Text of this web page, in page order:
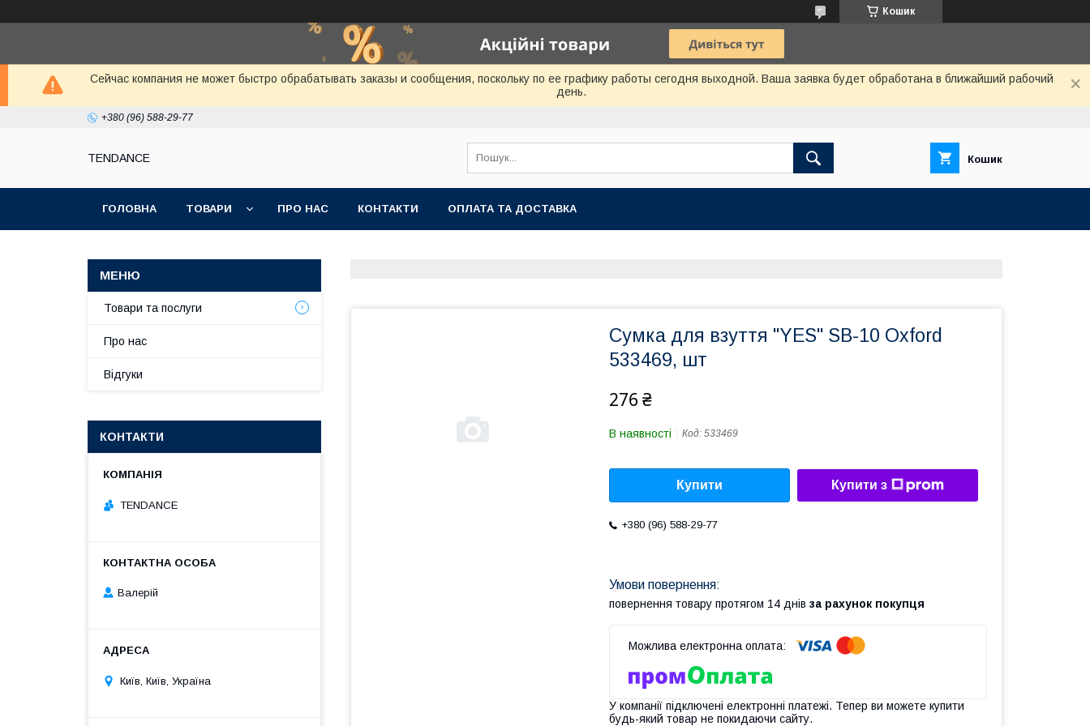
Кошик
Сейчас компания не может быстро обрабатывать заказы и сообщения, поскольку по ее графику работы сегодня выходной. Ваша заявка будет обработана в ближайший рабочий
день.
+380 (96) 588-29-77
TENDANCE Кошик
ГОЛОВНА ТОВАРИ ПРО НАС КОНТАКТИ ОПЛАТА ТА ДОСТАВКА
Сумка для взуття "YES" SB-10 Oxford
533469, шт
276 ₴
В наявності Код: 533469
Купити Купити з
+380 (96) 588-29-77
повернення товару протягом 14 днів за рахунок покупця
У компанії підключені електронні платежі. Тепер ви можете купити
будь-який товар не покидаючи сайту.
Товари та послуги
Про нас
Відгуки
КОНТАКТИ
TENDANCE
Валерій
Київ, Київ, Україна